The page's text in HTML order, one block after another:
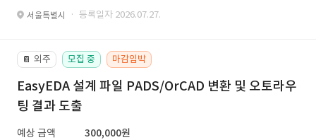
서울특별시 · 등록일자 2026.07.27.
📔 외주 모집 중 마감임박
EasyEDA 설계 파일 PADS/OrCAD 변환 및 오토라우
팅 결과 도출
예상 금액
300,000원